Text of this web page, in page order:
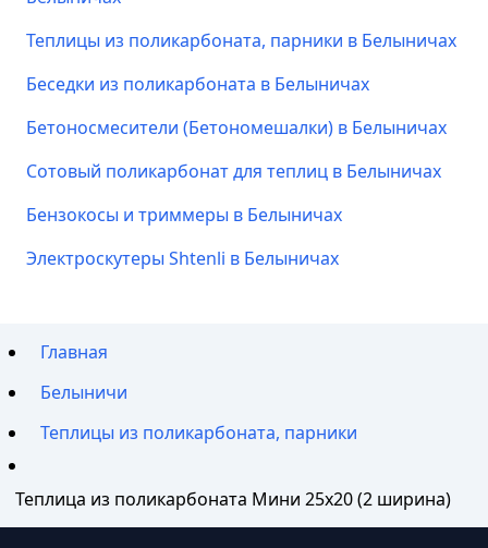
Теплицы из поликарбоната, парники в Белыничах
Беседки из поликарбоната в Белыничах
Бетоносмесители (Бетономешалки) в Белыничах
Сотовый поликарбонат для теплиц в Белыничах
Бензокосы и триммеры в Белыничах
Электроскутеры Shtenli в Белыничах
Главная
Белыничи
Теплицы из поликарбоната, парники
Теплица из поликарбоната Мини 25х20 (2 ширина)